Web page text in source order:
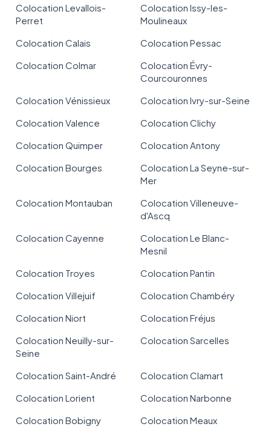
Colocation Levallois-
Perret
Colocation Issy-les-
Moulineaux
Colocation Calais
Colocation Pessac
Colocation Colmar
Colocation Évry-
Courcouronnes
Colocation Vénissieux
Colocation Ivry-sur-Seine
Colocation Valence
Colocation Clichy
Colocation Quimper
Colocation Antony
Colocation Bourges
Colocation La Seyne-sur-
Mer
Colocation Montauban
Colocation Villeneuve-
d'Ascq
Colocation Cayenne
Colocation Le Blanc-
Mesnil
Colocation Troyes
Colocation Pantin
Colocation Villejuif
Colocation Chambéry
Colocation Niort
Colocation Fréjus
Colocation Neuilly-sur-
Seine
Colocation Sarcelles
Colocation Saint-André
Colocation Clamart
Colocation Lorient
Colocation Narbonne
Colocation Bobigny
Colocation Meaux